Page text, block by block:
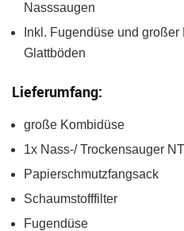
Nasssaugen
Inkl. Fugendüse und
Glattböden
Lieferumfang:
große Kombidüse
1x Nass-/ Trockensauger
Papierschmutzfangsack
Schaumstofffilter
Fugendüse